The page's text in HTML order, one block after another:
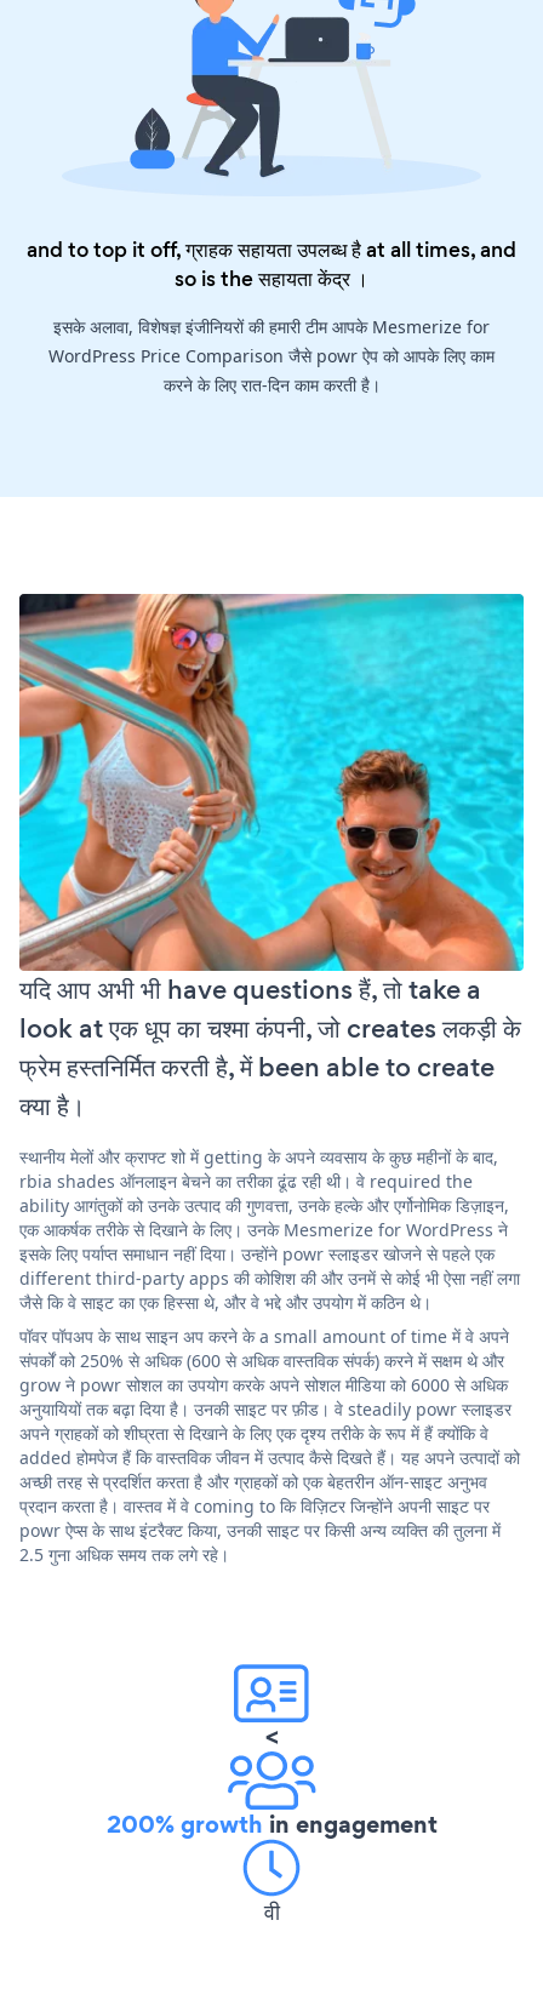
and to top it off, ग्राहक सहायता उपलब्ध है at all times, and
so is theसहायता केंद्र।
इसके अलावा, विशेषज्ञ इंजीनियरों की हमारी टीम आपके Mesmerize for
WordPress Price Comparison जैसे powr ऐप को आपके लिए काम
करने के लिए रात-दिन काम करती है।
यदि आप अभी भी have questions हैं, तो take a
look at एक धूप का चश्मा कंपनी, जो creates लकड़ी के
फ्रेम हस्तनिर्मित करती है, में been able to create
क्या है।
स्थानीय मेलों और क्राफ्ट शो में getting के अपने व्यवसाय के कुछ महीनों के बाद,
rbia shades ऑनलाइन बेचने का तरीका ढूंढ रही थी। वे required the
ability आगंतुकों को उनके उत्पाद की गुणवत्ता, उनके हल्के और एर्गोनोमिक डिज़ाइन,
एक आकर्षक तरीके से दिखाने के लिए। उनके Mesmerize for WordPress ने
इसके लिए पर्याप्त समाधान नहीं दिया। उन्होंने powr स्लाइडर खोजने से पहले एक
different third-party apps की कोशिश की और उनमें से कोई भी ऐसा नहीं लगा
जैसे कि वे साइट का एक हिस्सा थे, और वे भद्दे और उपयोग में कठिन थे।
पॉवर पॉपअप के साथ साइन अप करने के a small amount of time में वे अपने
संपर्कों को 250% से अधिक (600 से अधिक वास्तविक संपर्क) करने में सक्षम थे और
grow ने powr सोशल का उपयोग करके अपने सोशल मीडिया को 6000 से अधिक
अनुयायियों तक बढ़ा दिया है। उनकी साइट पर फ़ीड। वे steadily powr स्लाइडर
अपने ग्राहकों को शीघ्रता से दिखाने के लिए एक दृश्य तरीके के रूप में हैं क्योंकि वे
added होमपेज हैं कि वास्तविक जीवन में उत्पाद कैसे दिखते हैं। यह अपने उत्पादों को
अच्छी तरह से प्रदर्शित करता है और ग्राहकों को एक बेहतरीन ऑन-साइट अनुभव
प्रदान करता है। वास्तव में वे coming to कि विज़िटर जिन्होंने अपनी साइट पर
powr ऐप्स के साथ इंटरैक्ट किया, उनकी साइट पर किसी अन्य व्यक्ति की तुलना में
2.5 गुना अधिक समय तक लगे रहे।
<
200% growth in engagement
वी